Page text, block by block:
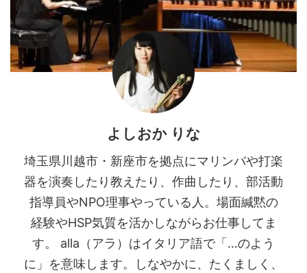
よしおか りな
埼玉県川越市・新座市を拠点にマリンバや打楽
器を演奏したり教えたり、作曲したり、部活動
指導員やNPO理事やっている人。場面緘黙の
経験やHSP気質を活かしながらお仕事してま
す。 alla（アラ）はイタリア語で「…のよう
に」を意味します。しなやかに、たくましく、